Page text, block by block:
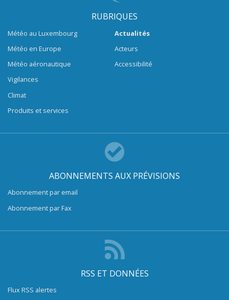
RUBRIQUES
Météo au Luxembourg
Météo en Europe
Météo aéronautique
Vigilances
Climat
Produits et services
Actualités
Acteurs
Accessibilité
ABONNEMENTS AUX PRÉVISIONS
Abonnement par email
Abonnement par Fax
RSS ET DONNÉES
Flux RSS alertes